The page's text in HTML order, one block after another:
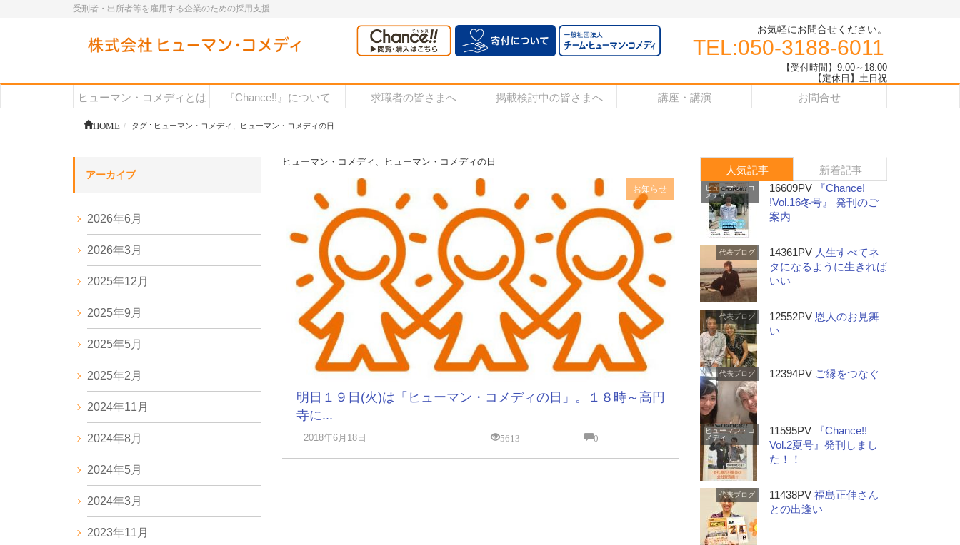
受刑者・出所者等を雇用する企業のための採用支援
お気軽にお問合せください。
TEL:050-3188-6011
【受付時間】9:00～18:00
【定休日】土日祝
ヒューマン・コメディとは 『Chance!!』について 求職者の皆さまへ 掲載検討中の皆さまへ 講座・講演 お問合せ
HOME タグ : ヒューマン・コメディ、ヒューマン・コメディの日
ヒューマン・コメディ、ヒューマン・コメディの日
お知らせ
明日１９日(火)は「ヒューマン・コメディの日」。１８時～高円
寺に...
2018年6月18日 5613 0
アーカイブ
2026年6月
2026年3月
2025年12月
2025年9月
2025年5月
2025年2月
2024年11月
2024年8月
2024年5月
2024年3月
2023年11月
人気記事 新着記事
ヒューマン・コ
メディ
16609PV
『Chance!
!Vol.16冬号』 発刊のご
案内
代表ブログ 14361PV 人生すべてネ
タになるように生きれば
いい
代表ブログ 12552PV 恩人のお見舞
い
代表ブログ 12394PV ご縁をつなぐ
ヒューマン・コ
メディ
11595PV
『Chance!!
Vol.2夏号』発刊しまし
た！！
代表ブログ 11438PV 福島正伸さん
との出逢い